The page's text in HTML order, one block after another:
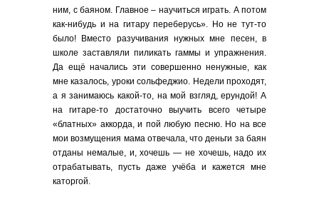
ним, с баяном. Главное – научиться играть. А потом
как-нибудь и на гитару переберусь». Но не тут-то
было! Вместо разучивания нужных мне песен, в
школе заставляли пиликать гаммы и упражнения.
Да ещё начались эти совершенно ненужные, как
мне казалось, уроки сольфеджио. Недели проходят,
а я занимаюсь какой-то, на мой взгляд, ерундой! А
на гитаре-то достаточно выучить всего четыре
«блатных» аккорда, и пой любую песню. Но на все
мои возмущения мама отвечала, что деньги за баян
отданы немалые, и, хочешь — не хочешь, надо их
отрабатывать, пусть даже учёба и кажется мне
каторгой.